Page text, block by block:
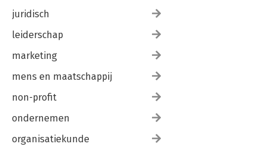
juridisch
leiderschap
marketing
mens en maatschappij
non-profit
ondernemen
organisatiekunde